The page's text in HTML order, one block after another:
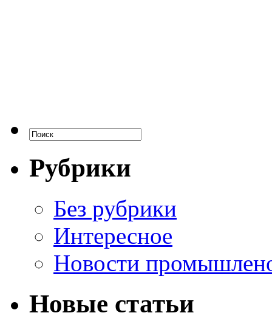
Рубрики
Без рубрики
Интересное
Новости
Новые статьи